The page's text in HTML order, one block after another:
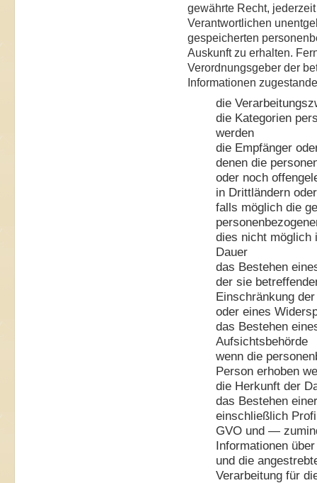
gewährte Recht,
Verantwortlichen
gespeicherten
Auskunft zu erhalten.
Verordnungsgeber der
Informationen
die
die Kategorien
werden
die Empfänger
denen die
oder noch
in Drittländern
falls möglich die
dies nicht möglich
Dauer
das Bestehen
der sie
Einschränkung
oder eines
das Bestehen
Aufsichtsbehörde
wenn die
Person erhoben
die Herkunft der
das Bestehen
einschließlich
GVO und —
Informationen
und die
Verarbeitung für